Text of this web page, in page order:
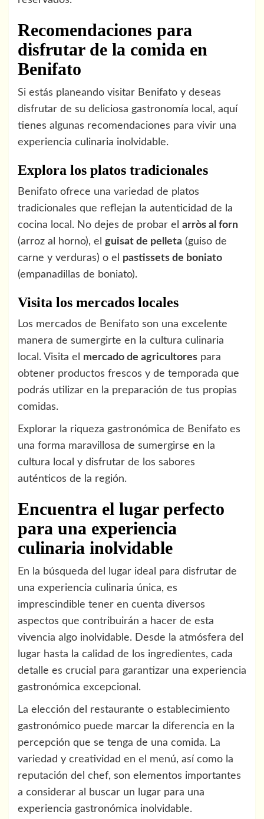
Recomendaciones para
disfrutar de la comida en
Benifato
Si estás planeando visitar Benifato y deseas
disfrutar de su deliciosa gastronomía local, aquí
tienes algunas recomendaciones para vivir una
experiencia culinaria inolvidable.
Explora los platos tradicionales
Benifato ofrece una variedad de platos
tradicionales que reflejan la autenticidad de la
cocina local. No dejes de probar el arròs al forn
(arroz al horno), el guisat de pelleta (guiso de
carne y verduras) o el pastissets de boniato
(empanadillas de boniato).
Visita los mercados locales
Los mercados de Benifato son una excelente
manera de sumergirte en la cultura culinaria
local. Visita el mercado de agricultores para
obtener productos frescos y de temporada que
podrás utilizar en la preparación de tus propias
comidas.
Explorar la riqueza gastronómica de Benifato es
una forma maravillosa de sumergirse en la
cultura local y disfrutar de los sabores
auténticos de la región.
Encuentra el lugar perfecto
para una experiencia
culinaria inolvidable
En la búsqueda del lugar ideal para disfrutar de
una experiencia culinaria única, es
imprescindible tener en cuenta diversos
aspectos que contribuirán a hacer de esta
vivencia algo inolvidable. Desde la atmósfera del
lugar hasta la calidad de los ingredientes, cada
detalle es crucial para garantizar una experiencia
gastronómica excepcional.
La elección del restaurante o establecimiento
gastronómico puede marcar la diferencia en la
percepción que se tenga de una comida. La
variedad y creatividad en el menú, así como la
reputación del chef, son elementos importantes
a considerar al buscar un lugar para una
experiencia gastronómica inolvidable.